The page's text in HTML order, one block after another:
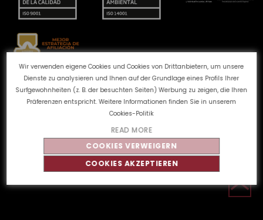
Wir verwenden eigene Cookies und Cookies von Drittanbietern, um unsere
Dienste zu analysieren und Ihnen auf der Grundlage eines Profils Ihrer
Surfgewohnheiten (z. B. der besuchten Seiten) Werbung zu zeigen, die Ihren
Präferenzen entspricht. Weitere Informationen finden Sie in unserem
Cookies-Politik
READ MORE
COOKIES VERWEIGERN
COOKIES AKZEPTIEREN
Beschwerdekanal
Cookie-Richtlinie
Datenschutzbestimmungen
Rechtlicher Hinweis
2026 - Alle Rechte vorbehalten